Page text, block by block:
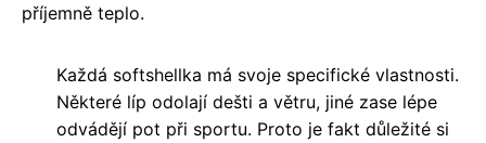
příjemně teplo.
Každá softshellka má svoje specifické vlastnosti.
Některé líp odolají dešti a větru, jiné zase lépe
odvádějí pot při sportu. Proto je fakt důležité si